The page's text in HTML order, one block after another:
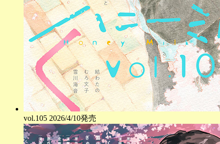
vol.105 2026/4/10発売